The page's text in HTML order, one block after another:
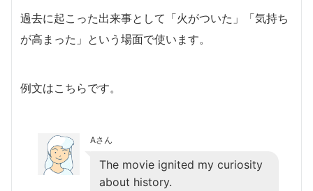
過去に起こった出来事として「火がついた」「気持ち
が高まった」という場面で使います。
例文はこちらです。
Aさん
The movie ignited my curiosity
about history.